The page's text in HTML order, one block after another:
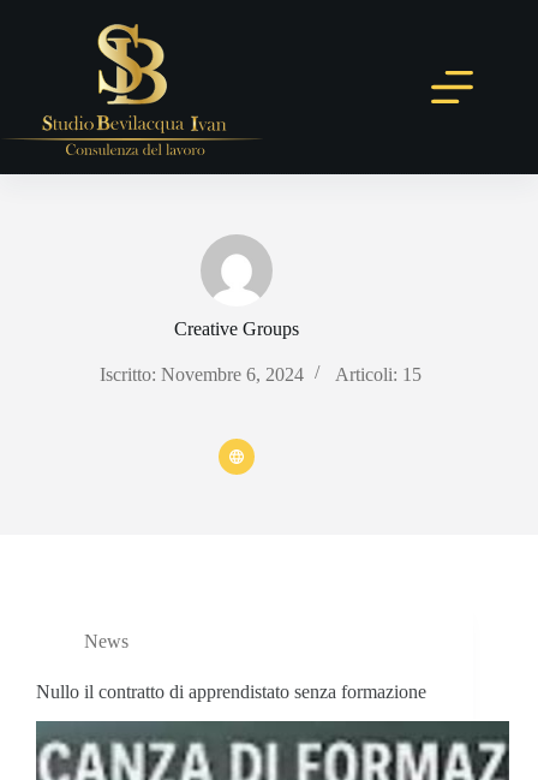
Creative Groups
Iscritto: Novembre 6, 2024 Articoli: 15
News
Nullo il contratto di apprendistato senza formazione